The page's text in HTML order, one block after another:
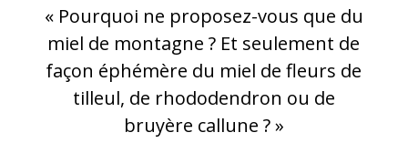
« Pourquoi ne proposez-vous que du
miel de montagne ? Et seulement de
façon éphémère du miel de fleurs de
tilleul, de rhododendron ou de
bruyère callune ? »